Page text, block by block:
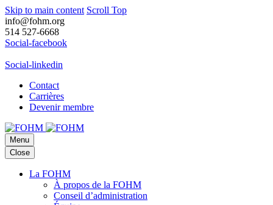
Skip to main content Scroll Top
info@fohm.org
514 527-6668
Social-facebook
Social-linkedin
Contact
Carrières
Devenir membre
Menu
Close
La FOHM
À propos de la FOHM
Conseil d’administration